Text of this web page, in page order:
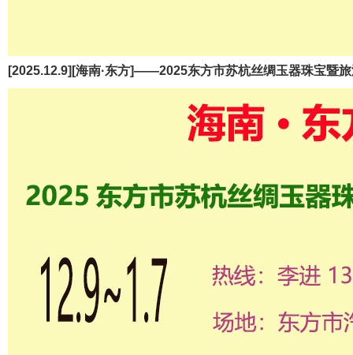
[2025.12.9][海南·东方]——2025东方市苏杭丝绸玉器珠宝暨